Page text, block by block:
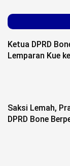
Life Style
Profil
More
Ketua DPRD
Lemparan Kue
Saksi Lemah,
DPRD Bone